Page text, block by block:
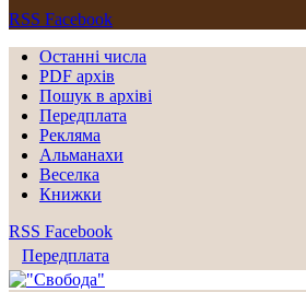
RSS Facebook
Останні числа
PDF архів
Пошук в архіві
Передплата
Рекляма
Альманахи
Веселка
Книжки
RSS Facebook
Передплата